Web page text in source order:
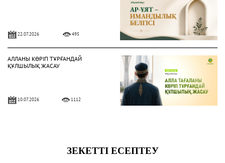
22.07.2026 495
АЛЛАНЫ КӨРІП ТҰРҒАНДАЙ
ҚҰЛШЫЛЫҚ ЖАСАУ
10.07.2026 1112